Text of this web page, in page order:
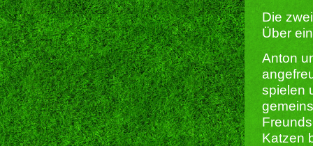
Die
Über
Anton
spielen
Katzen